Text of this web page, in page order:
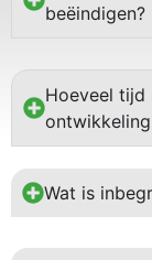
beëindigen?
Hoeveel tijd
Wat is